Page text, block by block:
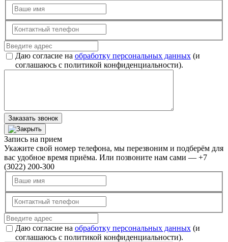
Даю согласие на обработку персональных данных(и
соглашаюсь с политикой конфиденциальности).
Заказать звонок
Запись на прием
Укажите свой номер телефона, мы перезвоним и подберём для
вас удобное время приёма. Или позвоните нам сами — +7
(3022) 200-300
Даю согласие на обработку персональных данных(и
соглашаюсь с политикой конфиденциальности).